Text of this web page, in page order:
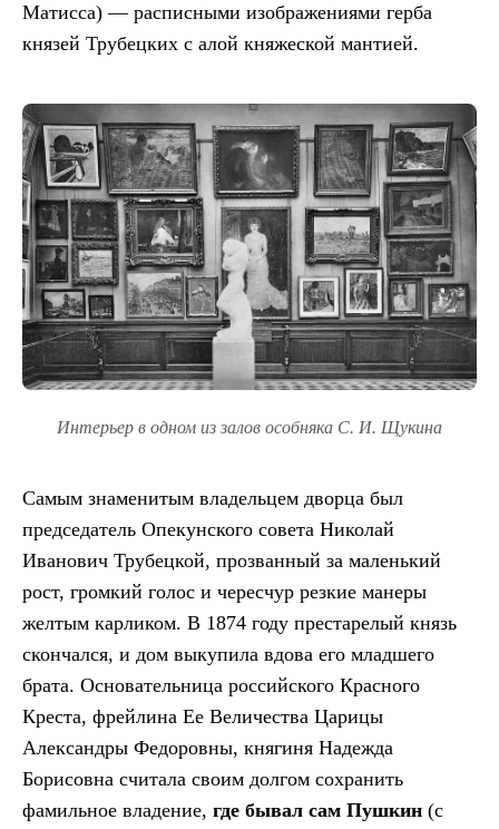
Матисса) — расписными изображениями герба
князей Трубецких с алой княжеской мантией.
Интерьер в одном из залов особняка С. И. Щукина
Самым знаменитым владельцем дворца был
председатель Опекунского совета Николай
Иванович Трубецкой, прозванный за маленький
рост, громкий голос и чересчур резкие манеры
желтым карликом. В 1874 году престарелый князь
скончался, и дом выкупила вдова его младшего
брата. Основательница российского Красного
Креста, фрейлина Ее Величества Царицы
Александры Федоровны, княгиня Надежда
Борисовна считала своим долгом сохранить
фамильное владение, где бывал сам Пушкин (с